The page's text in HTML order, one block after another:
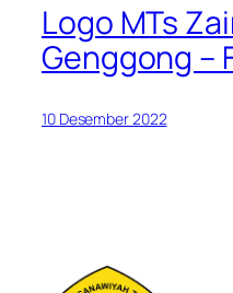
Logo MTs
Genggong –
10 Desember 2022